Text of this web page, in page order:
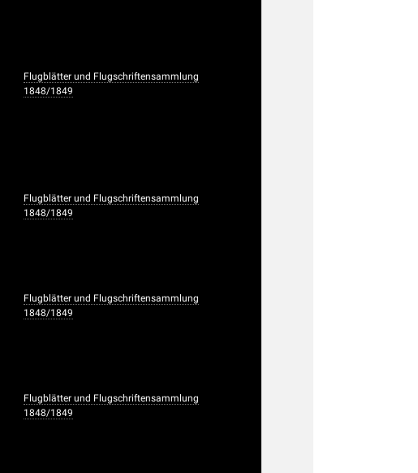
Flugblätter und Flugschriftensammlung
1848/1849
Flugblätter und Flugschriftensammlung
1848/1849
Flugblätter und Flugschriftensammlung
1848/1849
Flugblätter und Flugschriftensammlung
1848/1849